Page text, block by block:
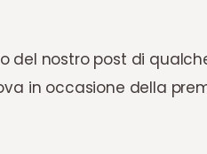
del nostro post di
in occasione della